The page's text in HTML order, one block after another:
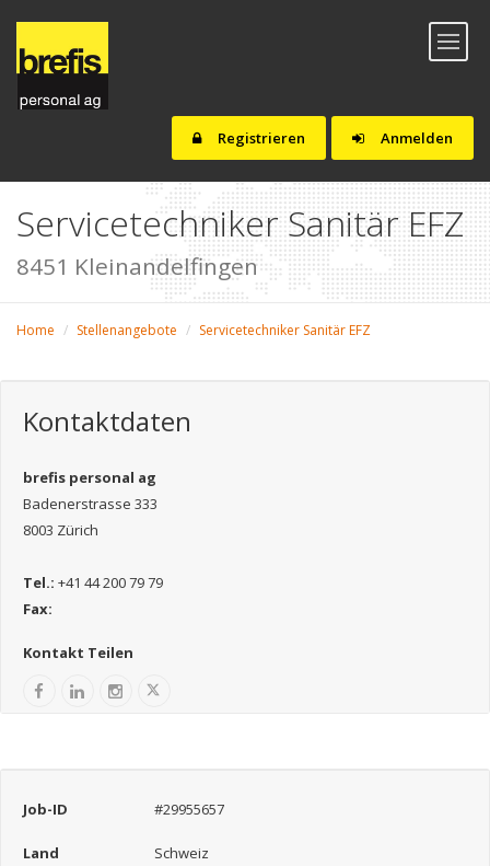
Anmelden
Registrieren
Toggle
Servicetechniker Sanitär EFZ
8451 Kleinandelfingen
Home Stellenangebote Servicetechniker Sanitär EFZ
Kontaktdaten
brefis personal ag
Badenerstrasse 333
8003 Zürich
Tel.: +41 44 200 79 79
Fax:
Kontakt Teilen
Job-ID #29955657
Land Schweiz